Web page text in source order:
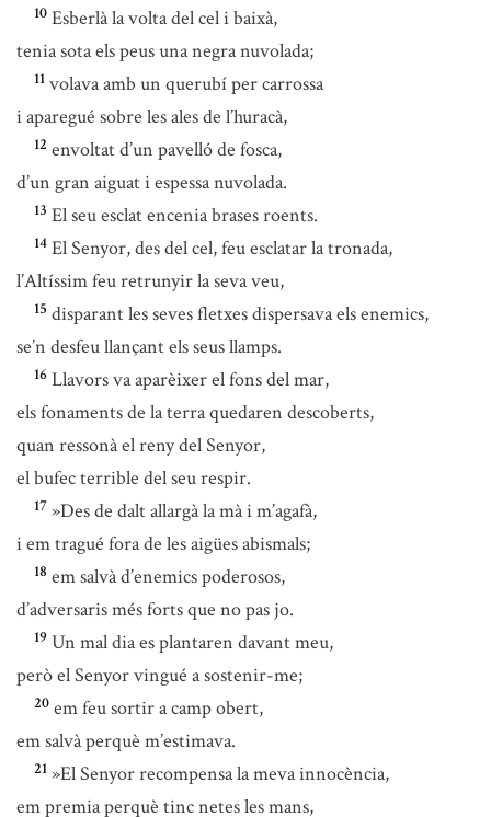
10 Esberlà la volta del cel i baixà,
tenia sota els peus una negra nuvolada;
11 volava amb un querubí per carrossa
i aparegué sobre les ales de l’huracà,
12 envoltat d’un pavelló de fosca,
d’un gran aiguat i espessa nuvolada.
13 El seu esclat encenia brases roents.
14 El Senyor, des del cel, feu esclatar la tronada,
l’Altíssim feu retrunyir la seva veu,
15 disparant les seves fletxes dispersava els enemics,
se’n desfeu llançant els seus llamps.
16 Llavors va aparèixer el fons del mar,
els fonaments de la terra quedaren descoberts,
quan ressonà el reny del Senyor,
el bufec terrible del seu respir.
17 »Des de dalt allargà la mà i m’agafà,
i em tragué fora de les aigües abismals;
18 em salvà d’enemics poderosos,
d’adversaris més forts que no pas jo.
19 Un mal dia es plantaren davant meu,
però el Senyor vingué a sostenir-me;
20 em feu sortir a camp obert,
em salvà perquè m’estimava.
21 »El Senyor recompensa la meva innocència,
em premia perquè tinc netes les mans,